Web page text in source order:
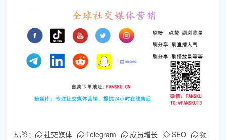
标签： 社交媒体 Telegram 成员增长 SEO
频